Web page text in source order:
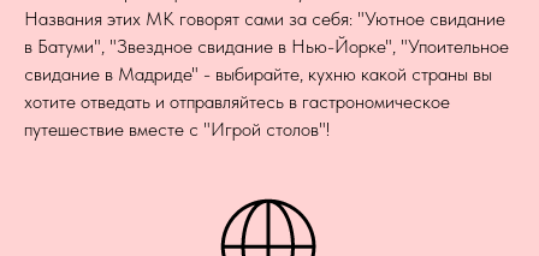
Названия этих МК говорят сами за себя: "Уютное свидание
в Батуми", "Звездное свидание в Нью-Йорке", "Упоительное
свидание в Мадриде" - выбирайте, кухню какой страны вы
хотите отведать и отправляйтесь в гастрономическое
путешествие вместе с "Игрой столов"!